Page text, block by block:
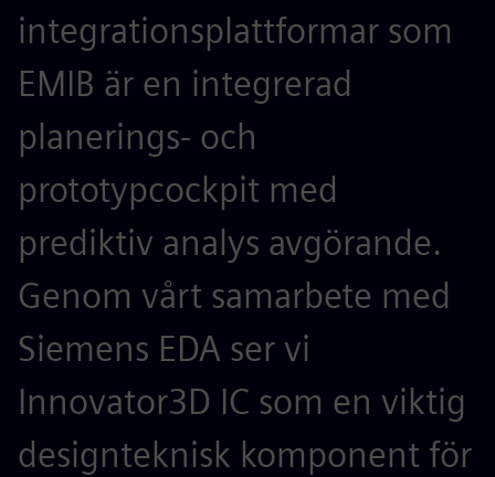
integrationsplattformar som
EMIB är en integrerad
planerings- och
prototypcockpit med
prediktiv analys avgörande.
Genom vårt samarbete med
Siemens EDA ser vi
Innovator3D IC som en viktig
designteknisk komponent för